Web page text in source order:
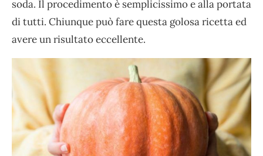
soda. Il procedimento è semplicissimo e alla portata
di tutti. Chiunque può fare questa golosa ricetta ed
avere un risultato eccellente.